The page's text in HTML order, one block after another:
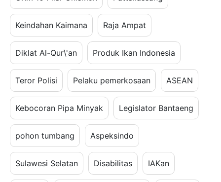
Keindahan Kaimana Raja Ampat
Diklat Al-Qur\'an Produk Ikan Indonesia
Teror Polisi Pelaku pemerkosaan ASEAN
Kebocoran Pipa Minyak Legislator Bantaeng
pohon tumbang Aspeksindo
Sulawesi Selatan Disabilitas IAKan